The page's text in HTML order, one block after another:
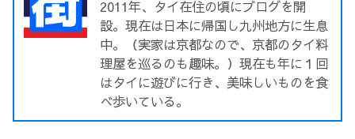
2011年、タイ在住の頃にブログを開
設。現在は日本に帰国し九州地方に生息
中。（実家は京都なので、京都のタイ料
理屋を巡るのも趣味。）現在も年に１回
はタイに遊びに行き、美味しいものを食
べ歩いている。